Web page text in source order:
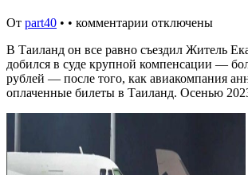
От part40 • • комментарии отключены
В Таиланд он все равно съездил Житель
добился в суде крупной компенсации —
рублей — после того, как авиакомпания
оплаченные билеты в Таиланд. Осенью